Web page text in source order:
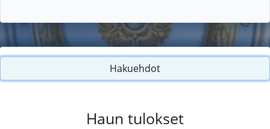
Hakuehdot
Haun tulokset